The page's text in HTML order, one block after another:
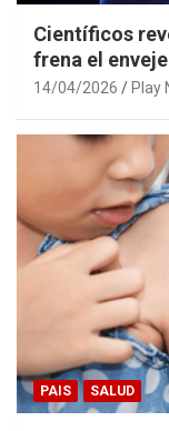
Científicos
frena el
14/04/2026 Play
PAIS SALUD